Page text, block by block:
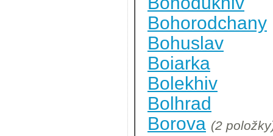
Bohorodchany
Bohuslav
Boiarka
Bolekhiv
Bolhrad
Borova (2